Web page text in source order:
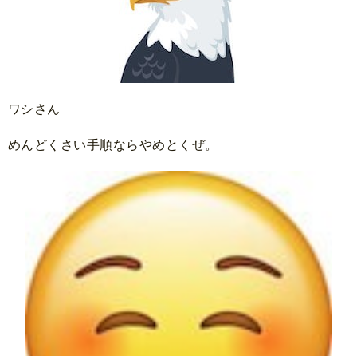
ワシさん
めんどくさい手順ならやめとくぜ。